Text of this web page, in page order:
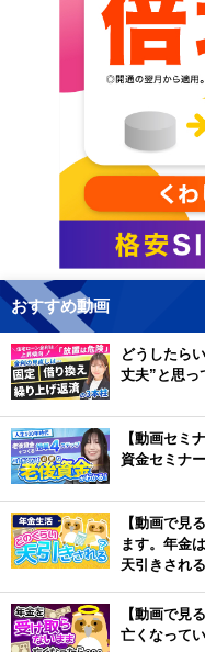
おすすめ動画
どうしたら
丈夫”と思っ
【動画セミ
資金セミナ
【動画で見
ます。年金
天引きされ
【動画で見
亡くなって